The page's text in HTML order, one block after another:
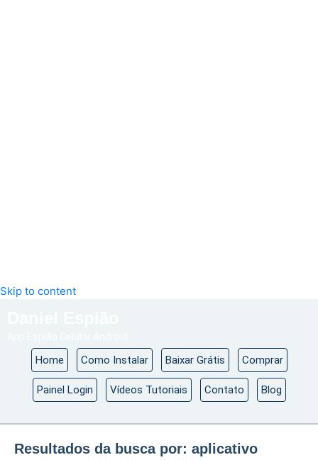
Skip to content
Home Como Instalar Baixar Grátis Comprar
Painel Login Vídeos Tutoriais Contato Blog
Resultados da busca por: aplicativo